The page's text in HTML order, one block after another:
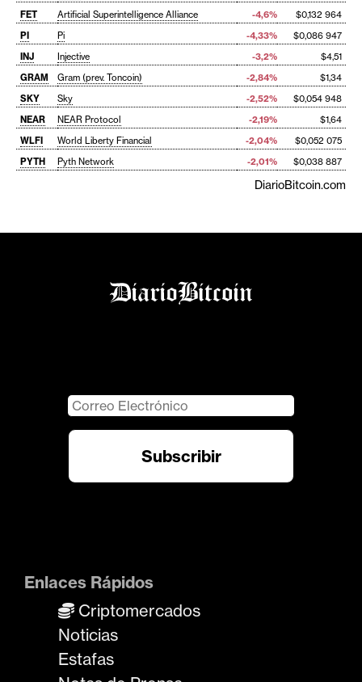
FET
Artificial Superintelligence Alliance -4,6%
$0,132 964
PI
Pi -4,33%
$0,086 947
INJ
Injective -3,2%
$4,51
GRAM
Gram (prev. Toncoin) -2,84%
$1,34
SKY
Sky -2,52%
$0,054 948
NEAR
NEAR Protocol -2,19%
$1,64
WLFI
World Liberty Financial -2,04%
$0,052 075
PYTH
Pyth Network -2,01% $0,038 887
DiarioBitcoin.com
Enlaces Rápidos
Criptomercados
Noticias
Estafas